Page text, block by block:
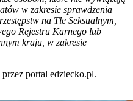
w zakresie sprawdzenia
na Tle Seksualnym,
Rejestru Karnego lub
kraju, w zakresie
portal edziecko.pl.